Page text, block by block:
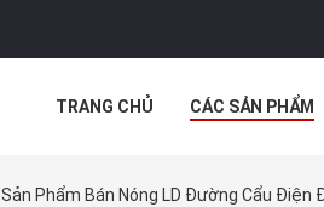
TRANG CHỦ CÁC SẢN PHẨM
Sản Phẩm Bán Nóng LD Đường Cẩu Điện